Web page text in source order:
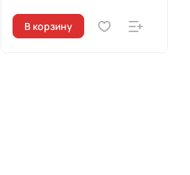
В корзину